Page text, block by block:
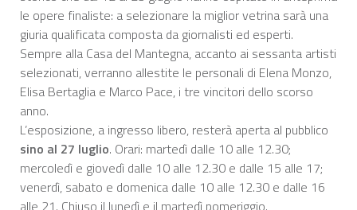
le opere finaliste: a selezionare la miglior vetrina sarà una
giuria qualificata composta da giornalisti ed esperti.
Sempre alla Casa del Mantegna, accanto ai sessanta artisti
selezionati, verranno allestite le personali di Elena Monzo,
Elisa Bertaglia e Marco Pace, i tre vincitori dello scorso
anno.
L’esposizione, a ingresso libero, resterà aperta al pubblico
sino al 27 luglio. Orari: martedì dalle 10 alle 12.30;
mercoledì e giovedì dalle 10 alle 12.30 e dalle 15 alle 17;
venerdì, sabato e domenica dalle 10 alle 12.30 e dalle 16
alle 21. Chiuso il lunedì e il martedì pomeriggio.